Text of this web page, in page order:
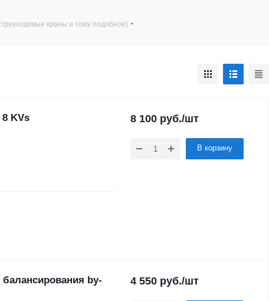
краны и тому подобное)
KVs 8 100 руб./шт
В корзину
by-
4 550 руб./шт